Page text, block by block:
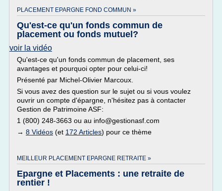
PLACEMENT EPARGNE FOND COMMUN »
Qu'est-ce qu'un fonds commun de
placement ou fonds mutuel?
voir la vidéo
Qu'est-ce qu'un fonds commun de placement, ses
avantages et pourquoi opter pour celui-ci!
Présenté par Michel-Olivier Marcoux.
Si vous avez des question sur le sujet ou si vous voulez
ouvrir un compte d'épargne, n'hésitez pas à contacter
Gestion de Patrimoine ASF:
1 (800) 248-3663 ou au info@gestionasf.com
→ 8 Vidéos (et 172 Articles) pour ce thème
MEILLEUR PLACEMENT EPARGNE RETRAITE »
Epargne et Placements : une retraite de
rentier !